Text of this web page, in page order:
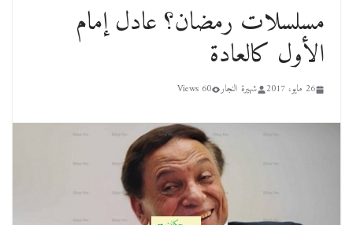
مسلسلات رمضان؟ عادل إمام
الأول كالعادة
26 مايو، 2017 شهيرة النجار 60 Views